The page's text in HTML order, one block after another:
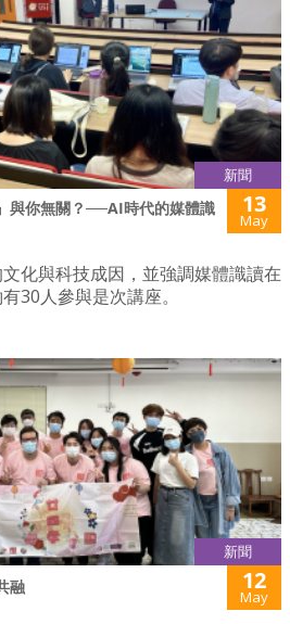
新聞
與你無關？──AI時代的媒體識
13
May
化與科技成因，並強調媒體識讀在
30人參與是次講座。
新聞
融 12
May